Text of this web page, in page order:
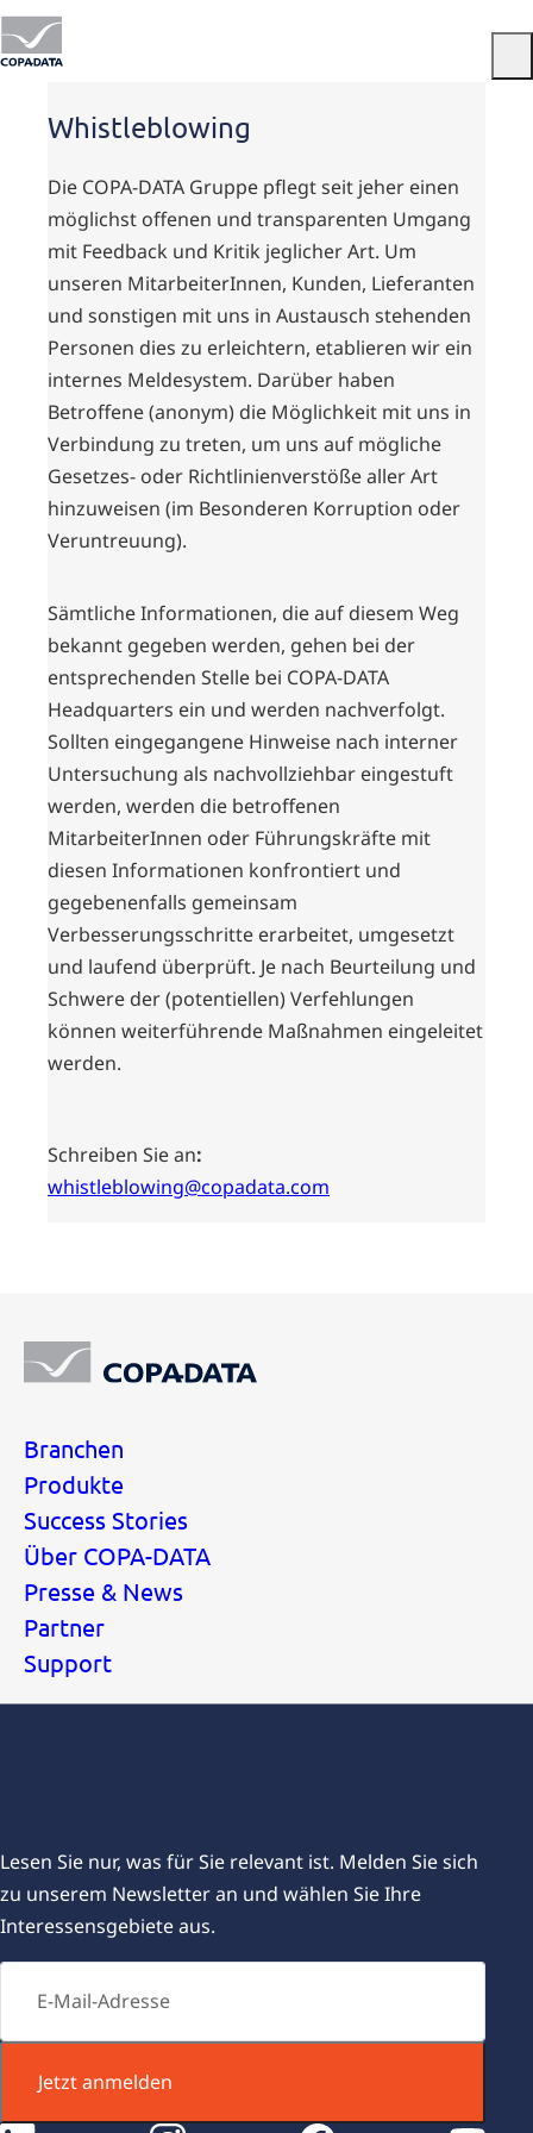
Whistleblowing
Die COPA-DATA Gruppe pflegt seit jeher einen
möglichst offenen und transparenten Umgang
mit Feedback und Kritik jeglicher Art. Um
unseren MitarbeiterInnen, Kunden, Lieferanten
und sonstigen mit uns in Austausch stehenden
Personen dies zu erleichtern, etablieren wir ein
internes Meldesystem. Darüber haben
Betroffene (anonym) die Möglichkeit mit uns in
Verbindung zu treten, um uns auf mögliche
Gesetzes- oder Richtlinienverstöße aller Art
hinzuweisen (im Besonderen Korruption oder
Veruntreuung).
Sämtliche Informationen, die auf diesem Weg
bekannt gegeben werden, gehen bei der
entsprechenden Stelle bei COPA-DATA
Headquarters ein und werden nachverfolgt.
Sollten eingegangene Hinweise nach interner
Untersuchung als nachvollziehbar eingestuft
werden, werden die betroffenen
MitarbeiterInnen oder Führungskräfte mit
diesen Informationen konfrontiert und
gegebenenfalls gemeinsam
Verbesserungsschritte erarbeitet, umgesetzt
und laufend überprüft. Je nach Beurteilung und
Schwere der (potentiellen) Verfehlungen
können weiterführende Maßnahmen eingeleitet
werden.
Schreiben Sie an:
whistleblowing@copadata.com
Branchen
Produkte
Success Stories
Über COPA-DATA
Presse & News
Partner
Support
Lesen Sie nur, was für Sie relevant ist. Melden Sie sich
zu unserem Newsletter an und wählen Sie Ihre
Interessensgebiete aus.
Jetzt anmelden